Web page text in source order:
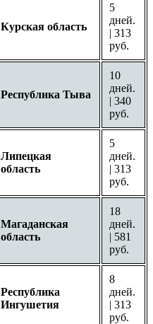
Курская область
5
дней.
| 313
руб.
Республика Тыва
10
дней.
| 340
руб.
Липецкая
область
5
дней.
| 313
руб.
Магаданская
область
18
дней.
| 581
руб.
Республика
Ингушетия
8
дней.
| 313
руб.